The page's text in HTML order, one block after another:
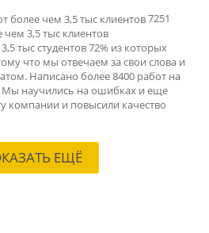
7251
3,5 тыс клиентов
тыс студентов 72% из которых
что мы отвечаем за свои слова и
Написано более 8400 работ на
Мы научились на ошибках и еще
компании и повысили качество
ЕЩЁ